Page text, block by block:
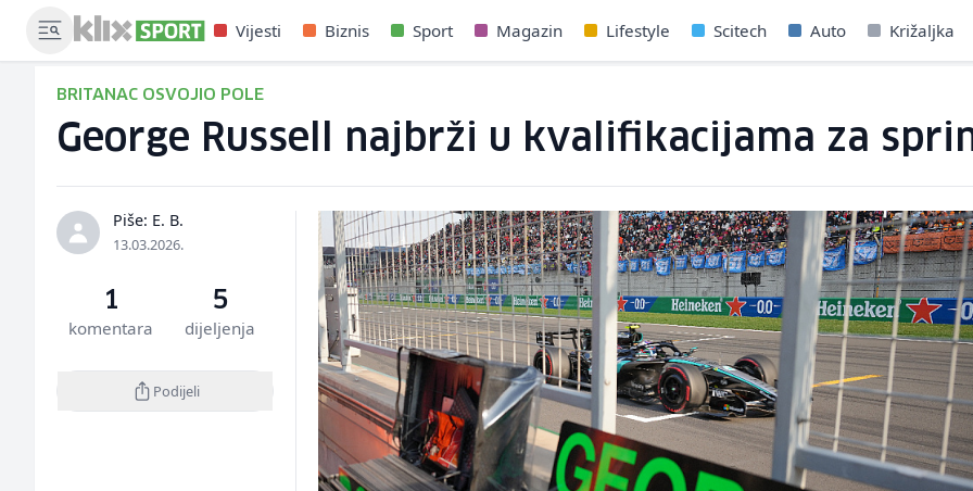
Vijesti Biznis Sport Magazin Lifestyle Scitech Auto Križaljka
BRITANAC OSVOJIO POLE
George Russell najbrži u kvalifikacijama za
Piše: E. B.
13.03.2026.
1
komentara
5
dijeljenja
Podijeli